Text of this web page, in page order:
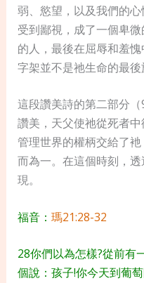
弱、慾望，以及我們的
受到鄙視，成了一個卑
的人，最後在屈辱和羞
字架並不是祂生命的最後
這段讚美詩的第二部分
讚美，天父使祂從死者
管理世界的權柄交給了
而為一。在這個時刻，
現。
福音： 瑪21:28-32
28你們以為怎樣?從前有
個說：孩子!你今天到葡